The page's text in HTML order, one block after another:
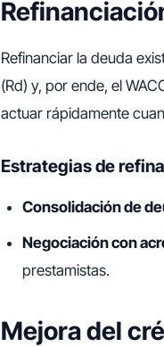
Refinanciar la deuda
(Rd) y, por ende, el
actuar rápidamente
Estrategias de
Consolidación de
Negociación con
prestamistas.
Mejora del